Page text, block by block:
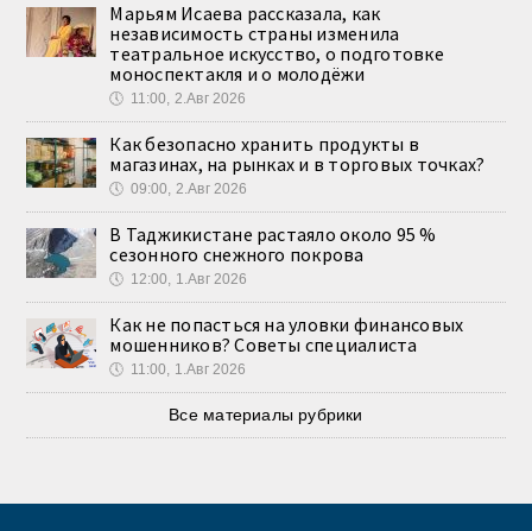
Марьям Исаева рассказала, как
независимость страны изменила
театральное искусство, о подготовке
моноспектакля и о молодёжи
🕔 11:00, 2.Авг 2026
Как безопасно хранить продукты в
магазинах, на рынках и в торговых точках?
🕔 09:00, 2.Авг 2026
В Таджикистане растаяло около 95 %
сезонного снежного покрова
🕔 12:00, 1.Авг 2026
Как не попасться на уловки финансовых
мошенников? Советы специалиста
🕔 11:00, 1.Авг 2026
Все материалы рубрики